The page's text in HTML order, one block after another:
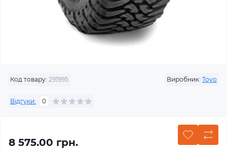
Код товару: 291995 Виробник: Toyo
Відгуки: 0
8 575.00 грн.